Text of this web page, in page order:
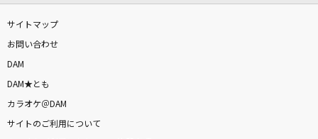
サイトマップ
お問い合わせ
DAM
DAM★とも
カラオケ＠DAM
サイトのご利用について